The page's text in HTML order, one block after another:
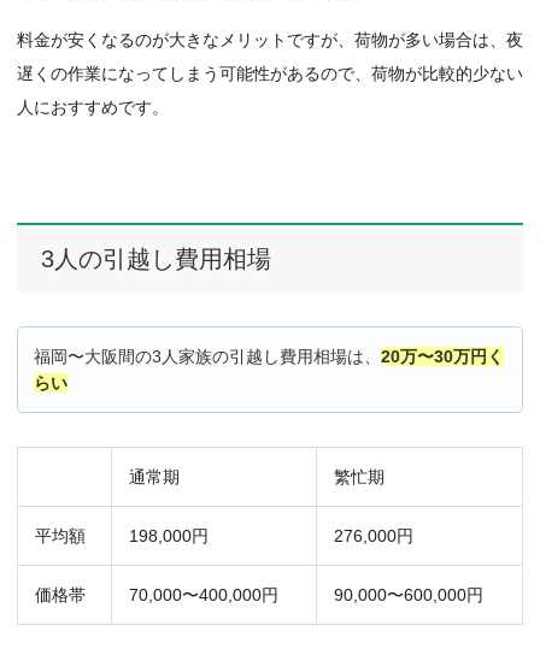
料金が安くなるのが大きなメリットですが、荷物が多い場合は、夜
遅くの作業になってしまう可能性があるので、荷物が比較的少ない
人におすすめです。
3人の引越し費用相場
福岡〜大阪間の3人家族の引越し費用相場は、 20万〜30万円く
らい
通常期 繁忙期
平均額 198,000円 276,000円
価格帯 70,000〜400,000円 90,000〜600,000円